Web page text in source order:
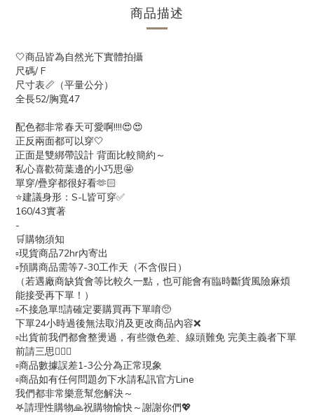
商品描述
🤍商品皆為自然光下實體拍攝
尺碼/ F
尺寸表📏（平量公分）
全長52/胸寬47
配色都非常春天可愛啊!!!!😍😍
正反兩面都可以穿🤍
正面是雙綁帶設計 背面比較簡約～
私心喜歡荷葉邊的小巧思🤩
單穿/疊穿都很好看🫶🏻
⭐️建議身形：S-L皆可穿✅
160/43實著
-
🛒購物須知
▫️現貨商品72hr內寄出
▫️預購商品需等7-30工作天（不含假日）
（若遇廠商缺貨會等比較久一點，也可能會有臨時斷貨風險麻煩
能接受再下單！）
▫️不接急單‼️請確定要購買再下單唷🥺
下單24小時過後無法取消及更改商品內容❌
▫️出貨前我們都會整燙過，有些微色差、線頭難免 完美主義者下單
前請三思🙇🏻‍♀️
▫️商品數據誤差1-3公分為正常現象
▫️商品如有任何問題勿下水請私訊官方Line
我們都非常樂意幫您解決～
𖤐請理性購物🙏祝購物愉快～謝謝你們💖